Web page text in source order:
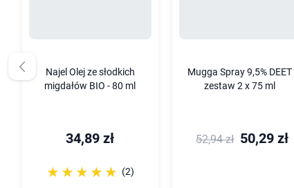
Najel Olej ze słodkich
migdałów BIO - 80 ml
34,89 zł
☆☆☆☆☆
★★★★★ (2)
Mugga Spray 9,5% DEET
zestaw 2 x 75 ml
52,94 zł 50,29 zł